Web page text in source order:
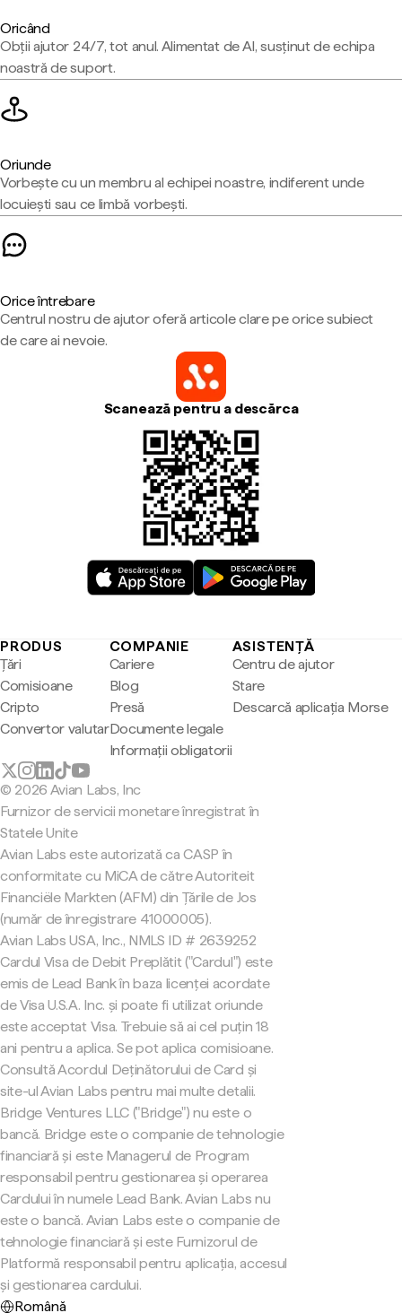
Oricând
Obții ajutor 24/7, tot anul. Alimentat de AI, susținut de echipa
noastră de suport.
Oriunde
Vorbește cu un membru al echipei noastre, indiferent unde
locuiești sau ce limbă vorbești.
Orice întrebare
Centrul nostru de ajutor oferă articole clare pe orice subiect
de care ai nevoie.
Scanează pentru a descărca
PRODUS
Țări
Comisioane
Cripto
Convertor valutar
COMPANIE
Cariere
Blog
Presă
Documente legale
Informații obligatorii
ASISTENȚĂ
Centru de ajutor
Stare
Descarcă aplicația Morse
© 2026 Avian Labs, Inc
Furnizor de servicii monetare înregistrat în
Statele Unite
Avian Labs este autorizată ca CASP în
conformitate cu MiCA de către Autoriteit
Financiële Markten (AFM) din Țările de Jos
(număr de înregistrare 41000005).
Avian Labs USA, Inc., NMLS ID # 2639252
Cardul Visa de Debit Preplătit ("Cardul") este
emis de Lead Bank în baza licenței acordate
de Visa U.S.A. Inc. și poate fi utilizat oriunde
este acceptat Visa. Trebuie să ai cel puțin 18
ani pentru a aplica. Se pot aplica comisioane.
Consultă Acordul Deținătorului de Card și
site-ul Avian Labs pentru mai multe detalii.
Bridge Ventures LLC ("Bridge") nu este o
bancă. Bridge este o companie de tehnologie
financiară și este Managerul de Program
responsabil pentru gestionarea și operarea
Cardului în numele Lead Bank. Avian Labs nu
este o bancă. Avian Labs este o companie de
tehnologie financiară și este Furnizorul de
Platformă responsabil pentru aplicația, accesul
și gestionarea cardului.
Română